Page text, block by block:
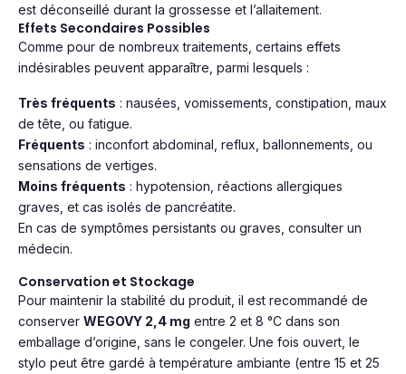
est déconseillé durant la grossesse et l’allaitement.
Effets Secondaires Possibles
Comme pour de nombreux traitements, certains effets
indésirables peuvent apparaître, parmi lesquels :
Très fréquents : nausées, vomissements, constipation, maux
de tête, ou fatigue.
Fréquents : inconfort abdominal, reflux, ballonnements, ou
sensations de vertiges.
Moins fréquents : hypotension, réactions allergiques
graves, et cas isolés de pancréatite.
En cas de symptômes persistants ou graves, consulter un
médecin.
Conservation et Stockage
Pour maintenir la stabilité du produit, il est recommandé de
conserver WEGOVY 2,4 mg entre 2 et 8 °C dans son
emballage d’origine, sans le congeler. Une fois ouvert, le
stylo peut être gardé à température ambiante (entre 15 et 25